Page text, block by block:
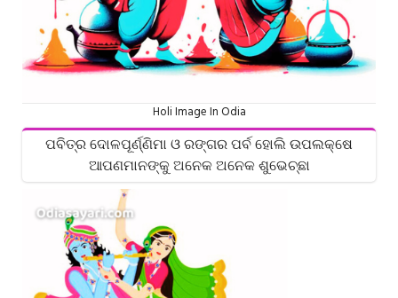
Holi Image In Odia
ପବିତ୍ର ଦୋଳପୂର୍ଣ୍ଣିମା ଓ ରଙ୍ଗର ପର୍ବ ହୋଲି ଉପଲକ୍ଷେ
ଆପଣମାନଙ୍କୁ ଅନେକ ଅନେକ ଶୁଭେଚ୍ଛା